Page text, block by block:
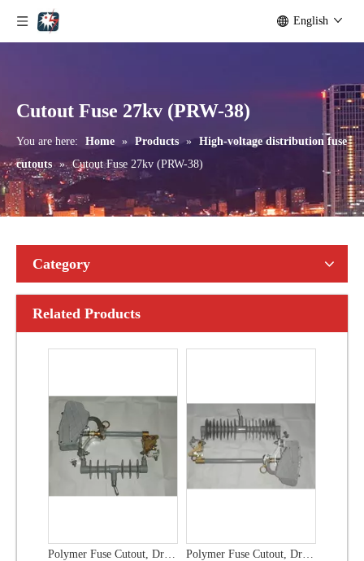
English
Cutout Fuse 27kv (PRW-38)
You are here: Home » Products » High-voltage distribution fuse
cutouts » Cutout Fuse 27kv (PRW-38)
Category
Related Products
Polymer Fuse Cutout, Drop out Fuses 36 Kv 300A Polymer Fuse Cutout, Drop out Fuses 21 Kv 100A